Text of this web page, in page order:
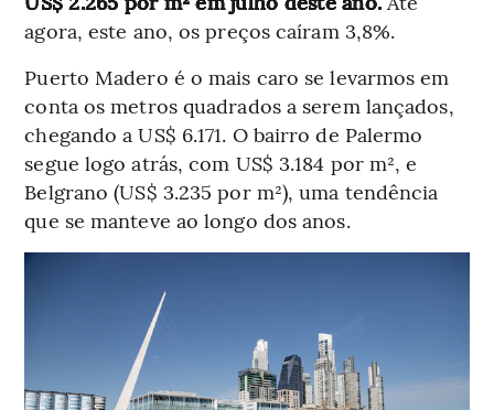
agora, este ano, os preços caíram 3,8%.
Puerto Madero é o mais caro se levarmos em
conta os metros quadrados a serem lançados,
chegando a US$ 6.171. O bairro de Palermo
segue logo atrás, com US$ 3.184 por m², e
Belgrano (US$ 3.235 por m²), uma tendência
que se manteve ao longo dos anos.